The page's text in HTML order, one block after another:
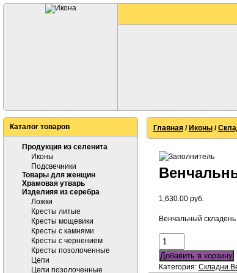
Каталог товаров
Продукция из селенита
Иконы
Подсвечники
Товары для женщин
Храмовая утварь
Изделияя из серебра
Ложки
Кресты литые
Кресты мощевики
Кресты с камнями
Кресты с чернением
Кресты позолоченные
Цепи
Цепи позолоченные
Главная/ Иконы/
1,630.00руб.
Венчальный
Добавить в корзину
Категория: Складни